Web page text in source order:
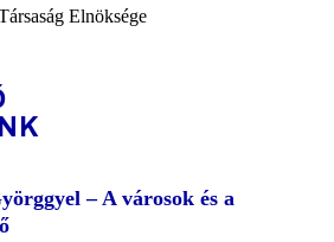
Elnöksége
– A városok és a